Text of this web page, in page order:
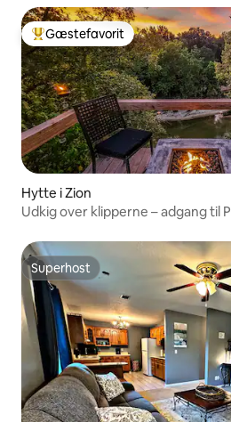
Bedste gæstefavorit
Gæstefavorit
Hytte i Zion
Udkig over klipperne – adgang til
Superhost
Superhost